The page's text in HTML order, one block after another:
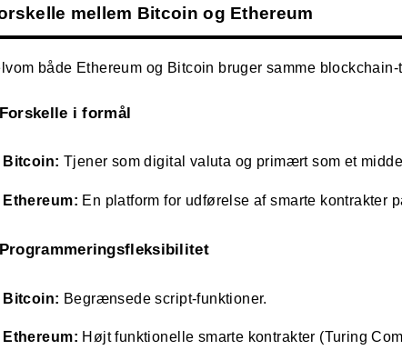
mellem Bitcoin og Ethereum
både Ethereum og Bitcoin bruger samme
Forskelle i formål
Bitcoin: Tjener som digital valuta og primært som et
Ethereum: En platform for udførelse af smarte kontrakter
Programmeringsfleksibilitet
Bitcoin: Begrænsede script-funktioner.
Ethereum: Højt funktionelle smarte kontrakter (Turing